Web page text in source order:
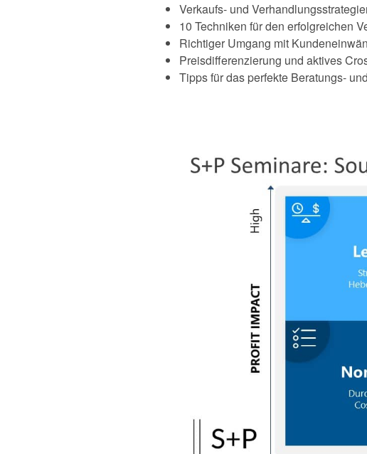
Verkaufs- und
10 Techniken für den erfolgreichen
Richtiger Umgang mit
Preisdifferenzierung und aktives
Tipps für das perfekte Beratungs-